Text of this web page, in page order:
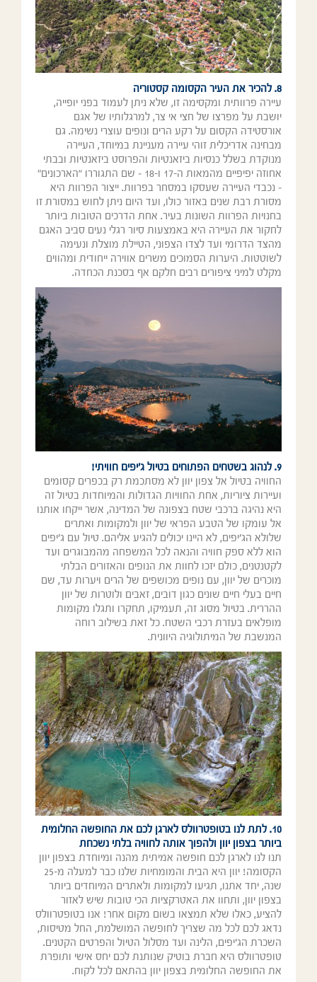
8. להכיר את העיר הקסומה קסטוריה
עיירה פרוותית ומקסימה זו, שלא ניתן לעמוד בפני יופייה,
יושבת על מפרצו של חצי אי צר, למרגלותיו של אגם
אורסטידה הקסום על רקע הרים ונופים עוצרי נשימה. גם
מבחינה אדריכלית זוהי עיירה מעניינת במיוחד, העיירה
מנוקדת בשלל כנסיות ביזאנטיות והפרוסט ביזאנטיות ובבתי
אחוזה יפיפיים מהמאות ה-17 ו-18 – שם התגוררו “הארכונים”
– נכבדי העיירה שעסקו במסחר בפרוות. ייצור הפרוות היא
מסורת רבת שנים באזור כולו, ועד היום ניתן לחוש במסורת זו
בחנויות הפרוות השונות בעיר. אחת הדרכים הטובות ביותר
לחקור את העיירה היא באמצעות סיור רגלי נעים סביב האגם
מהצד הדרומי ועד לצדו הצפוני, הטיילת מוצלת ונעימה
לשוטטות. היערות הסמוכים משרים אווירה ייחודית ומהווים
מקלט למיני ציפורים רבים חלקם אף בסכנת הכחדה.
9. לנהוג בשטחים הפתוחים בטיול ג'יפים חוויתי!
החוויה בטיול אל צפון יוון לא מסתכמת רק בכפרים קסומים
ועיירות ציוריות, אחת החוויות הגדולות והמיוחדות בטיול זה
היא נהיגה ברכבי שטח בצפונה של המדינה, אשר ייקחו אותנו
אל עומקו של הטבע הפראי של יוון ולמקומות ואתרים
שלולא הג'יפים, לא היינו יכולים להגיע אליהם. טיול עם ג'יפים
הוא ללא ספק חוויה והנאה לכל המשפחה מהמבוגרים ועד
לקטנטנים, כולם יזכו לחוות את הנופים והאזורים הבלתי
מוכרים של יוון, עם נופים מכושפים של הרים ויערות עד, שם
חיים בעלי חיים שונים כגון דובים, זאבים ולוטרות של יוון
ההררית. בטיול מסוג זה, תעמיקו, תחקרו ותגלו מקומות
מופלאים בעזרת רכבי השטח. כל זאת בשילוב רוחה
המנשבת של המיתולוגיה היוונית.
10. לתת לנו בטופטרוולס לארגן לכם את החופשה החלומית
ביותר בצפון יוון ולהפוך אותה לחוויה בלתי נשכחת
תנו לנו לארגן לכם חופשה אמיתית מהנה ומיוחדת בצפון יוון
הקסומה! יוון היא הבית והמומחיות שלנו כבר למעלה מ-25
שנה, יחד אתנו, תגיעו למקומות ולאתרים המיוחדים ביותר
בצפון יוון, ותחוו את האטרקציות הכי טובות שיש לאזור
להציע, כאלו שלא תמצאו בשום מקום אחר! אנו בטופטרוולס
נדאג לכם לכל מה שצריך לחופשה המושלמת, החל מטיסות,
השכרת הג'יפים, הלינה ועד מסלול הטיול והפרטים הקטנים.
טופטרוולס היא חברת בוטיק שנותנת לכם יחס אישי ותופרת
את החופשה החלומית בצפון יוון בהתאם לכל לקוח.